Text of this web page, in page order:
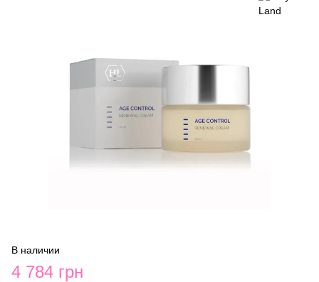
В наличии
4 784 грн